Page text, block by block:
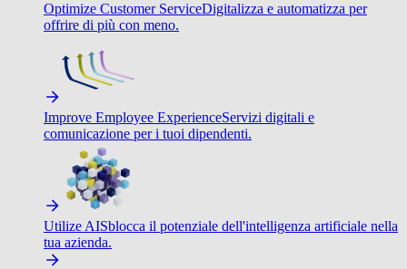
Optimize Customer ServiceDigitalizza e automatizza per
offrire di più con meno.
Improve Employee ExperienceServizi digitali e
comunicazione per i tuoi dipendenti.
Utilize AISblocca il potenziale dell'intelligenza artificiale nella
tua azienda.